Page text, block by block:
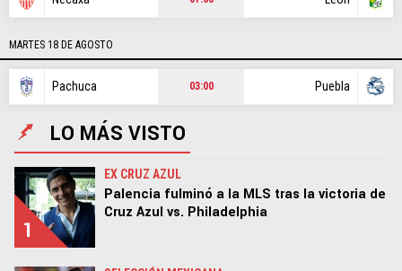
MARTES 18 DE AGOSTO
Pachuca 03:00 Puebla
LO MÁS VISTO
1
EX CRUZ AZUL
Palencia fulminó a la MLS tras la victoria de
Cruz Azul vs. Philadelphia